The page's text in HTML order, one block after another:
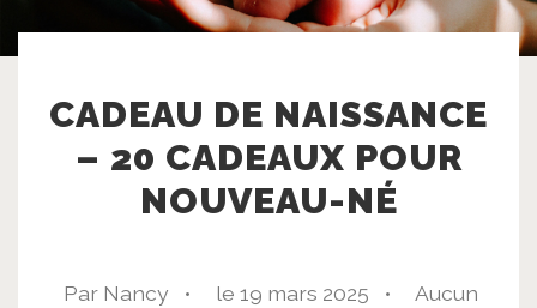
CADEAU DE NAISSANCE
– 20 CADEAUX POUR
NOUVEAU-NÉ
Par Nancy • le 19 mars 2025 •
Aucun